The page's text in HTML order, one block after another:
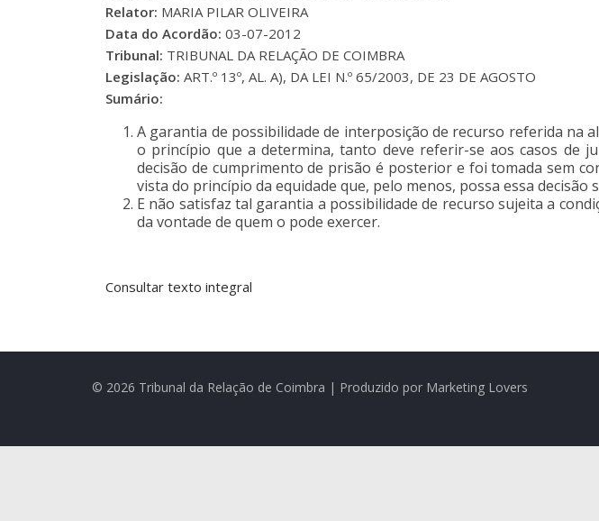
Relator: MARIA PILAR OLIVEIRA
Data do Acordão: 03-07-2012
Tribunal: TRIBUNAL DA RELAÇÃO DE COIMBRA
Legislação: ART.º 13º, AL. A), DA LEI N.º 65/2003, DE 23 DE AGOSTO
Sumário:
A garantia de possibilidade de interposição de recurso referida na
o princípio que a determina, tanto deve referir-se aos casos de
decisão de cumprimento de prisão é posterior e foi tomada sem
vista do princípio da equidade que, pelo menos, possa essa
E não satisfaz tal garantia a possibilidade de recurso sujeita a
da vontade de quem o pode exercer.
Consultar texto integral
© 2026 Tribunal da Relação de Coimbra | Produzido por Marketing Lovers